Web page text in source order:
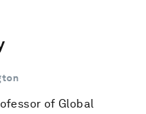
of Global